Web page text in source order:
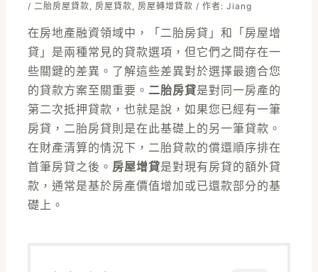
/ 二胎房屋貸款 房屋貸款 房屋轉增貸款 / 作者: Jiang
在房地產融資領域中，「二胎房貸」和「房屋增
貸」是兩種常見的貸款選項，但它們之間存在一
些關鍵的差異。了解這些差異對於選擇最適合您
的貸款方案至關重要。 二胎房貸是對同一房產的
第二次抵押貸款，也就是說，如果您已經有一筆
房貸，二胎房貸則是在此基礎上的另一筆貸款。
在財產清算的情況下，二胎貸款的償還順序排在
首筆房貸之後。 房屋增貸是對現有房貸的額外貸
款，通常是基於房產價值增加或已還款部分的基
礎上。